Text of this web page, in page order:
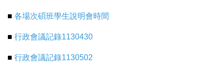
■ 各場次碩班學生說明會時間
■ 行政會議記錄1130430
■ 行政會議記錄1130502